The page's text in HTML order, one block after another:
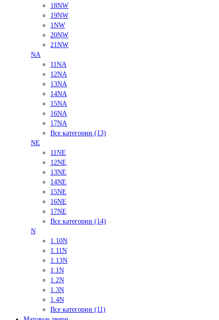
18NW
19NW
1NW
20NW
21NW
NA
11NA
12NA
13NA
14NA
15NA
16NA
17NA
Все категории (13)
NE
11NE
12NE
13NE
14NE
15NE
16NE
17NE
Все категории (14)
N
1.10N
1.11N
1.13N
1.1N
1.2N
1.3N
1.4N
Все категории (11)